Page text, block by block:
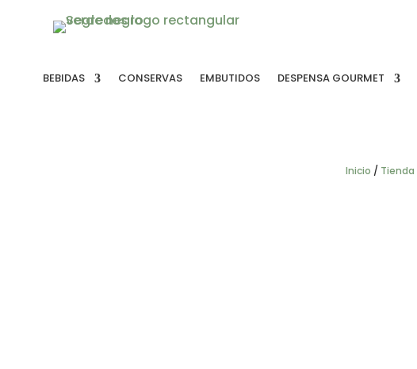
BEBIDAS CONSERVAS EMBUTIDOS DESPENSA GOURMET
Inicio / Tienda